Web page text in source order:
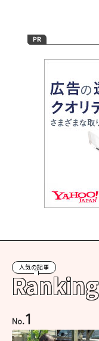
人気の記事
Ranking
No.1